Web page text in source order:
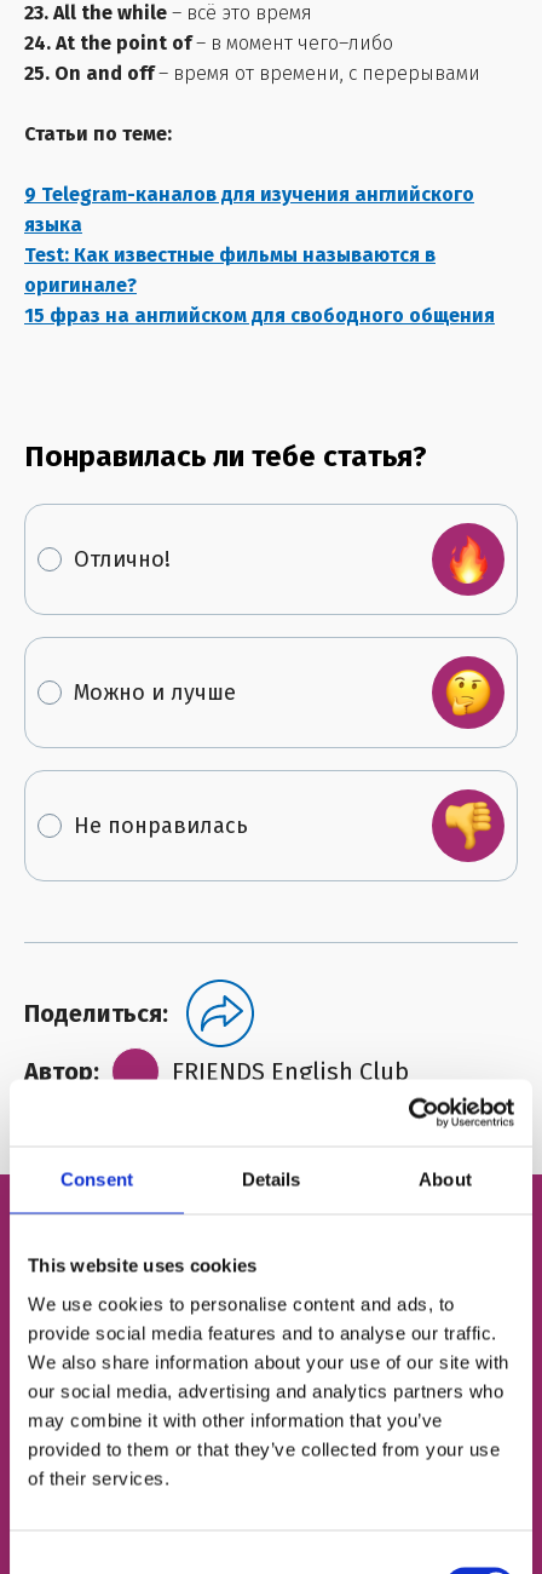
Consent Details About
This website uses cookies
We use cookies to personalise content and ads, to
provide social media features and to analyse our traffic.
We also share information about your use of our site with
our social media, advertising and analytics partners who
may combine it with other information that you’ve
provided to them or that they’ve collected from your use
of their services.
23. All the while – всё это время
24. At the point of– в момент чего–либо
25. On and off– время от времени, с перерывами
Статьи по теме:
9 Telegram-каналов для изучения английского
языка
Test: Как известные фильмы называются в
оригинале?
15 фраз на английском для свободного общения
Понравилась ли тебе статья?
Отлично!
Можно и лучше
Не понравилась
Поделиться:
Автор:
FRIENDS English Club
Бесплатный пробный
урок английского
Определим твой уровень
Подберём подходящий тип занятий